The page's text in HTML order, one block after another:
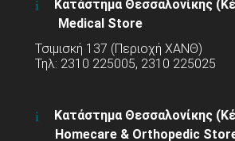
Κατάστημα Θεσσαλονίκης
Medical Store
Τσιμισκή 137 (Περιοχή ΧΑΝΘ)
Τηλ: 2310 225005, 2310 225025
Κατάστημα Θεσσαλονίκης
Homecare & Orthopedic